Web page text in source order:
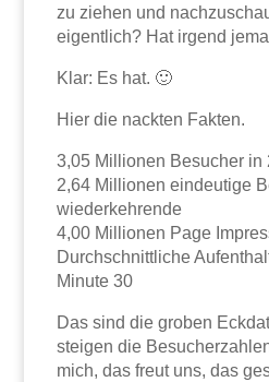
zu ziehen und
eigentlich? Hat irgend
Klar: Es hat. 🙂
Hier die nackten Fakten.
3,05 Millionen Besucher in
2,64 Millionen eindeutige
wiederkehrende
4,00 Millionen Page
Durchschnittliche
Minute 30
Das sind die groben
steigen die
mich, das freut uns, das